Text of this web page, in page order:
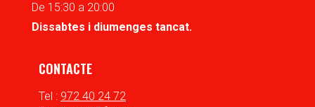
De 15:30 a 20:00
Dissabtes i diumenges tancat.
CONTACTE
Tel : 972 40 24 72